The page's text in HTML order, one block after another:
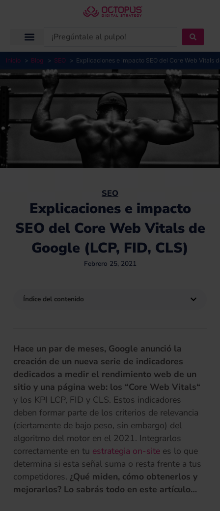
Search
Inicio Blog SEO Explicaciones e impacto SEO del Core Web Vitals
SEO
Explicaciones e impacto
SEO del Core Web Vitals de
Google (LCP, FID, CLS)
Febrero 25, 2021
Índice del contenido
Hace un par de meses, Google anunció la
creación de un nueva serie de indicadores
dedicados a medir el rendimiento web de un
sitio y una página web: los “Core Web Vitals“
y los KPI LCP, FID y CLS. Estos indicadores
deben formar parte de los criterios de relevancia
(ciertamente de bajo peso, sin embargo) del
algoritmo del motor en el 2021. Integrarlos
correctamente en tu estrategia on-site es lo que
determina si esta señal suma o resta frente a tus
competidores.¿Qué miden, cómo obtenerlos y
mejorarlos? Lo sabrás todo en este artículo…